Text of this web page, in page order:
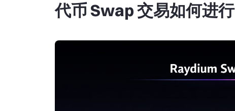
代币 Swap 交易如何进行